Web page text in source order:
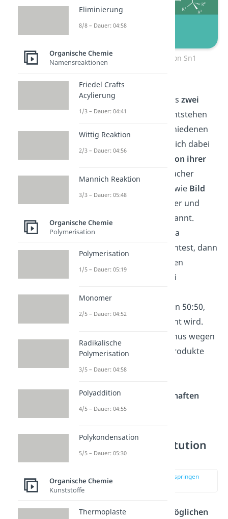
Nucleophile Substitution Sn1
Das heißt dann, das jeweilszwei
verschiedene Produkte
entstehen
können. Die beiden verschiedenen
Produkte unterscheiden sich dabei
Konfiguration ihrer
Stereozentren . Oder einfacher
gesagt, sie verhalten sich wie Bild
zueinander und
werden Enantiomere
genannt.
Wenn du mehr zum Thema
hören möchtest, dann
Die beiden
Enantiomere stehen dabei
Stoffmengenverhältnis von 50:50,
genannt wird.
Mechanismus wegen
der zwei verschiedenen Produkte
auchunerwünscht
unterschiedliche Eigenschaften
besitzen.
Nucleophile Substitution
Sn2 Mechanismus
zur Stelle im Video springen
Nun noch zum zweiten möglichen
Eliminierung
8/8 – Dauer: 04:58
Organische Chemie
Namensreaktionen
Friedel Crafts
Acylierung
1/3 – Dauer: 04:41
Wittig Reaktion
2/3 – Dauer: 04:56
Mannich Reaktion
3/3 – Dauer: 05:48
Organische Chemie
Polymerisation
Polymerisation
1/5 – Dauer: 05:19
Monomer
2/5 – Dauer: 04:52
Radikalische
Polymerisation
3/5 – Dauer: 04:58
Polyaddition
4/5 – Dauer: 04:55
Polykondensation
5/5 – Dauer: 05:30
Organische Chemie
Kunststoffe
Thermoplaste